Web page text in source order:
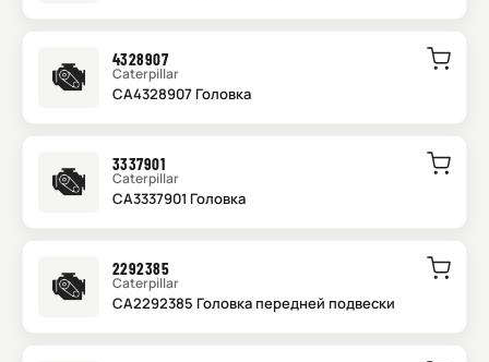
4328907
Caterpillar
CA4328907 Головка
3337901
Caterpillar
CA3337901 Головка
2292385
Caterpillar
CA2292385 Головка передней подвески